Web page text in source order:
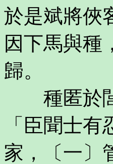
於是斌將俠
因下馬與種
歸。
種匿於閭
「臣聞士
家，〔一〕